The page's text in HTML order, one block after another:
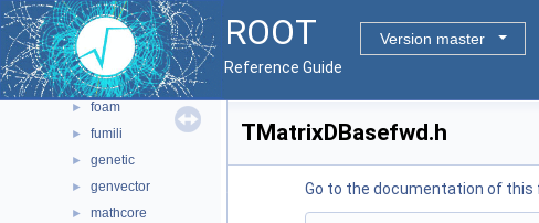
ROOT
Version master
Reference Guide
doc
► experimental
► fftw
► foam
► fumili
► genetic
► genvector
► mathcore
TMatrixDBasefwd.h
Go to the documentation of this